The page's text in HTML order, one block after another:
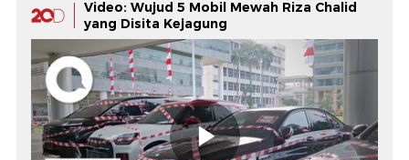
Video: Wujud 5 Mobil Mewah Riza Chalid
yang Disita Kejagung